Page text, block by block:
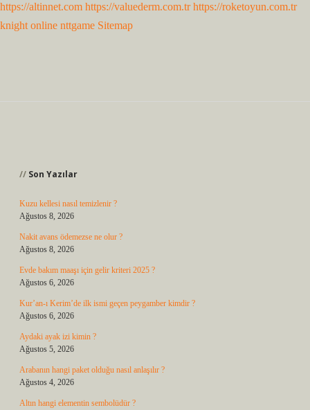
https://altinnet.com https://valuederm.com.tr https://roketoyun.com.tr
knight online nttgame Sitemap
Son Yazılar
Kuzu kellesi nasıl temizlenir ?
Ağustos 8, 2026
Nakit avans ödemezse ne olur ?
Ağustos 8, 2026
Evde bakım maaşı için gelir kriteri 2025 ?
Ağustos 6, 2026
Kur’an-ı Kerim’de ilk ismi geçen peygamber kimdir ?
Ağustos 6, 2026
Aydaki ayak izi kimin ?
Ağustos 5, 2026
Arabanın hangi paket olduğu nasıl anlaşılır ?
Ağustos 4, 2026
Altın hangi elementin sembolüdür ?